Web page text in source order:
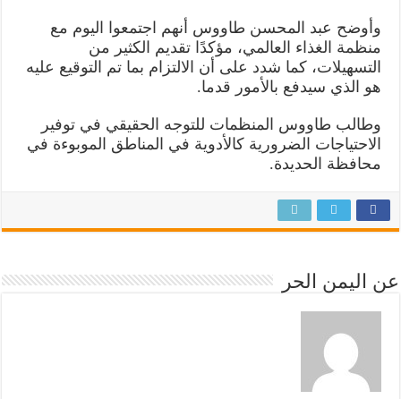
وأوضح عبد المحسن طاووس أنهم اجتمعوا اليوم مع
منظمة الغذاء العالمي، مؤكدًا تقديم الكثير من
التسهيلات، كما شدد على أن الالتزام بما تم التوقيع عليه
هو الذي سيدفع بالأمور قدما.
وطالب طاووس المنظمات للتوجه الحقيقي في توفير
الاحتياجات الضرورية كالأدوية في المناطق الموبوءة في
محافظة الحديدة.
عن اليمن الحر